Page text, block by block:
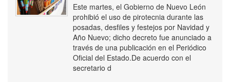
Este martes, el Gobierno de Nuevo León
prohibió el uso de pirotecnia durante las
posadas, desfiles y festejos por Navidad y
Año Nuevo; dicho decreto fue anunciado a
través de una publicación en el Periódico
Oficial del Estado.De acuerdo con el
secretario d